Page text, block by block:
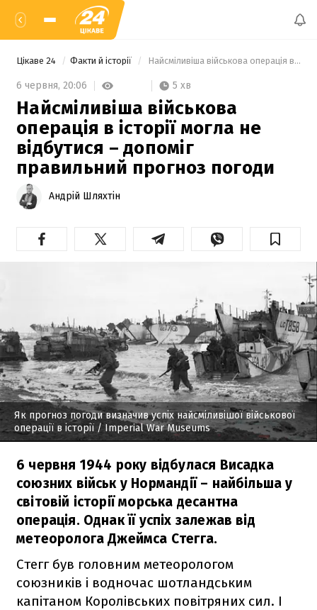
Цікаве 24 Факти й історії Найсміливіша військова операція в історії могла не відбутися – допоміг правильний прогноз погоди
6 червня, 20:06 5 хв
Найсміливіша військова
операція в історії могла не
відбутися – допоміг
правильний прогноз погоди
Андрій Шляхтін
Як прогноз погоди визначив успіх найсміливішої військової
операції в історії / Imperial War Museums
6 червня 1944 року відбулася Висадка
союзних військ у Нормандії – найбільша у
світовій історії морська десантна
операція. Однак її успіх залежав від
метеоролога Джеймса Стегга.
Стегг був головним метеорологом
союзників і водночас шотландським
капітаном Королівських повітряних сил. І